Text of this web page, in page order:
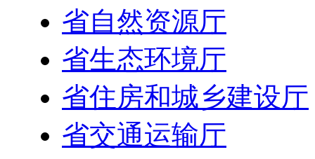
省自然资源厅
省生态环境厅
省住房和城乡建设厅
省交通运输厅